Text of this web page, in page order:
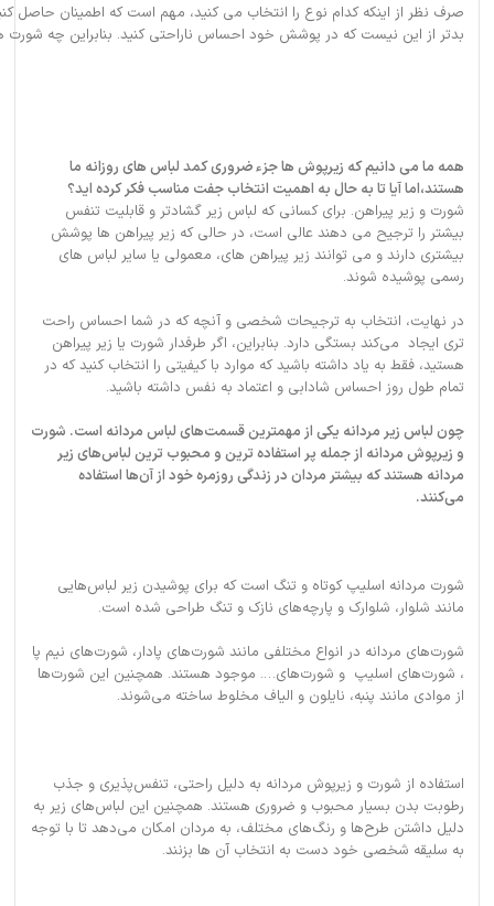
صرف نظر از اینکه کدام نوع را انتخاب می کنید، مهم است که اطمینان
بدتر از این نیست که در پوشش خود احساس ناراحتی کنید. بنابراین چه
همه ما می دانیم که زیرپوش ها جزء ضروری کمد لباس های روزانه ما
هستند،اما آیا تا به حال به اهمیت انتخاب جفت مناسب فکر کرده اید؟
شورت و زیر پیراهن. برای کسانی که لباس زیر گشادتر و قابلیت تنفس
بیشتر را ترجیح می دهند عالی است، در حالی که زیر پیراهن ها پوشش
بیشتری دارند و می توانند زیر پیراهن های، معمولی یا سایر لباس های
رسمی پوشیده شوند.
در نهایت، انتخاب به ترجیحات شخصی و آنچه که در شما احساس راحت‌
تری ایجاد می‌کند بستگی دارد. بنابراین، اگر طرفدار شورت یا زیر پیراهن
هستید، فقط به یاد داشته باشید که موارد با کیفیتی را انتخاب کنید که در
تمام طول روز احساس شادابی و اعتماد به نفس داشته باشید.
چون لباس زیر مردانه یکی از مهمترین قسمت‌های لباس مردانه است. شورت
و زیرپوش مردانه از جمله پر استفاده‌ ترین و محبوب‌ ترین لباس‌های زیر
مردانه هستند که بیشتر مردان در زندگی روزمره خود از آن‌ها استفاده
می‌کنند.
شورت مردانه اسلیپ کوتاه و تنگ است که برای پوشیدن زیر لباس‌هایی
مانند شلوار، شلوارک و پارچه‌های نازک و تنگ طراحی شده است.
شورت‌های مردانه در انواع مختلفی مانند شورت‌های پادار، شورت‌های نیم پا
، شورت‌های اسلیپ و شورت‌های…. موجود هستند. همچنین این شورت‌ها
از موادی مانند پنبه، نایلون و الیاف مخلوط ساخته می‌شوند.
استفاده از شورت و زیرپوش مردانه به دلیل راحتی، تنفس‌پذیری و جذب
رطوبت بدن بسیار محبوب و ضروری هستند. همچنین این لباس‌های زیر به
دلیل داشتن طرح‌ها و رنگ‌های مختلف، به مردان امکان می‌دهد تا با توجه
به سلیقه شخصی خود دست به انتخاب آن ها بزنند.